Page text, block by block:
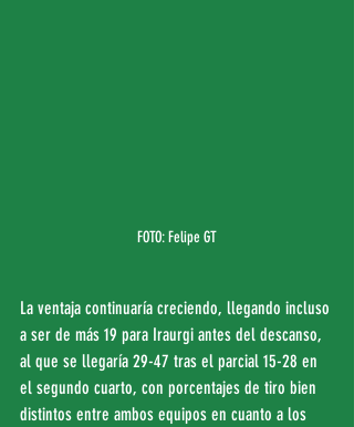
FOTO: Felipe GT
La ventaja continuaría creciendo, llegando incluso
a ser de más 19 para Iraurgi antes del descanso,
al que se llegaría 29-47 tras el parcial 15-28 en
el segundo cuarto, con porcentajes de tiro bien
distintos entre ambos equipos en cuanto a los